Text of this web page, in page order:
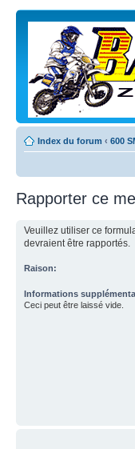
Index du forum ‹ 600
Rapporter ce
Veuillez utiliser ce
devraient être rapportés.
Raison:
Informations
Ceci peut être laissé vide.